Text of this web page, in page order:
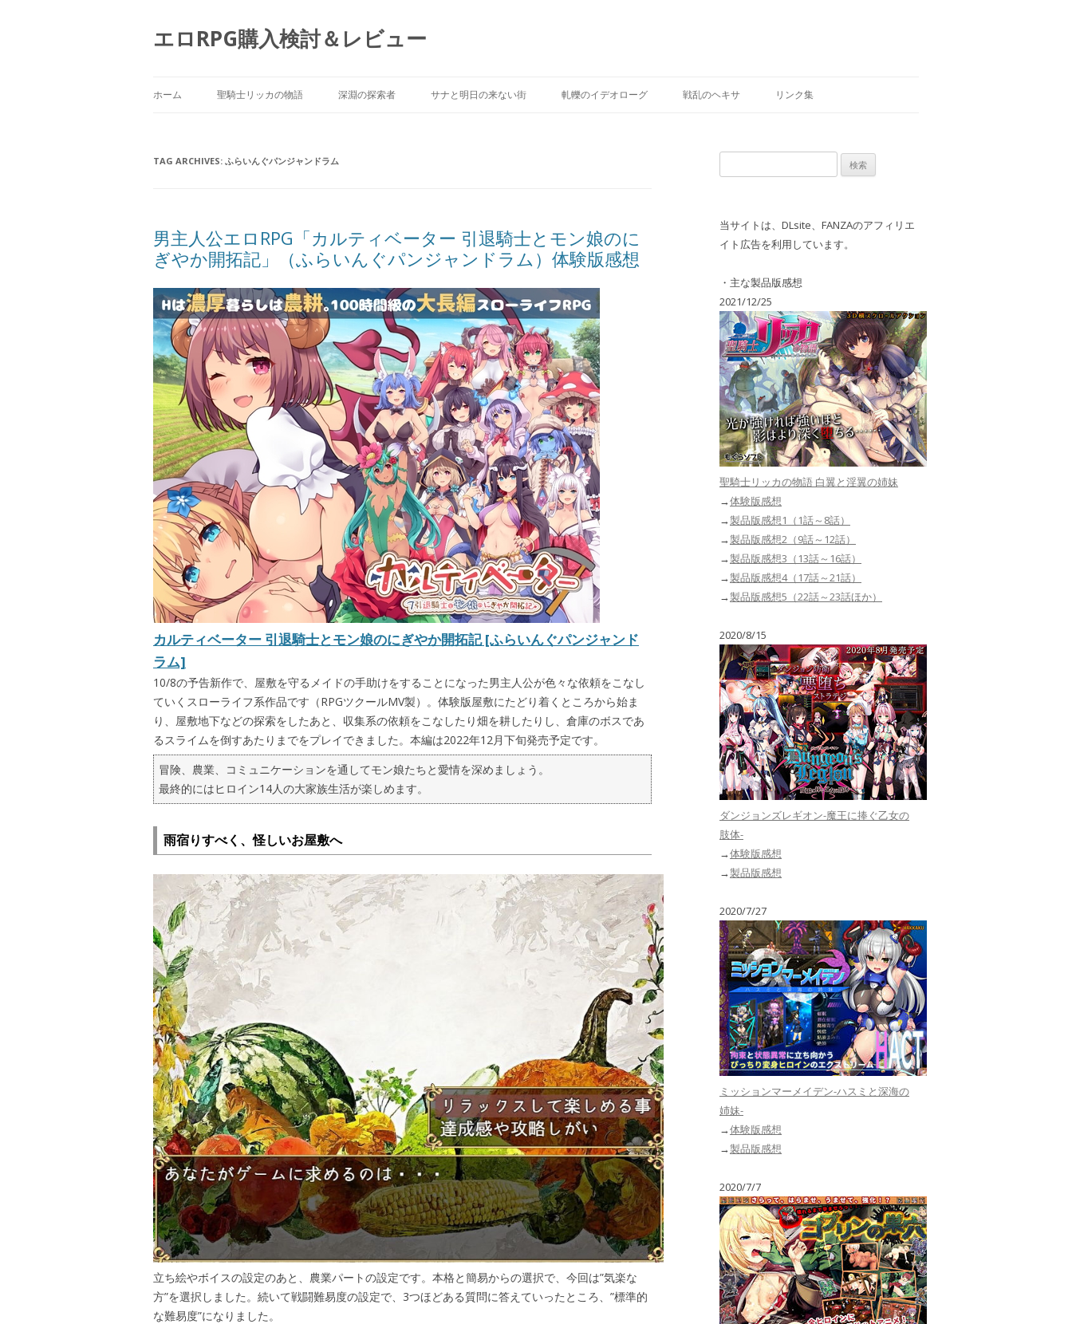
エロRPG購入検討＆レビュー
ホーム 聖騎士リッカの物語 深淵の探索者 サナと明日の来ない街 軋轢のイデオローグ 戦乱のヘキサ リンク集
TAG ARCHIVES: ふらいんぐパンジャンドラム
男主人公エロRPG「カルティベーター 引退騎士とモン娘のに
ぎやか開拓記」（ふらいんぐパンジャンドラム）体験版感想
カルティベーター 引退騎士とモン娘のにぎやか開拓記 [ふらいんぐパンジャンド
ラム]
10/8の予告新作で、屋敷を守るメイドの手助けをすることになった男主人公が色々な依頼をこなし
ていくスローライフ系作品です（RPGツクールMV製）。体験版屋敷にたどり着くところから始ま
り、屋敷地下などの探索をしたあと、収集系の依頼をこなしたり畑を耕したりし、倉庫のボスであ
るスライムを倒すあたりまでをプレイできました。本編は2022年12月下旬発売予定です。
冒険、農業、コミュニケーションを通してモン娘たちと愛情を深めましょう。
最終的にはヒロイン14人の大家族生活が楽しめます。
雨宿りすべく、怪しいお屋敷へ
立ち絵やボイスの設定のあと、農業パートの設定です。本格と簡易からの選択で、今回は”気楽な
方”を選択しました。続いて戦闘難易度の設定で、3つほどある質問に答えていったところ、”標準的
な難易度”になりました。
索:
当サイトは、DLsite、FANZAのアフィリエ
イト広告を利用しています。
・主な製品版感想
2021/12/25
聖騎士リッカの物語 白翼と淫翼の姉妹
→体験版感想
→製品版感想1（1話～8話）
→製品版感想2（9話～12話）
→製品版感想3（13話～16話）
→製品版感想4（17話～21話）
→製品版感想5（22話～23話ほか）
2020/8/15
ダンジョンズレギオン-魔王に捧ぐ乙女の
肢体-
→体験版感想
→製品版感想
2020/7/27
ミッションマーメイデン-ハスミと深海の
姉妹-
→体験版感想
→製品版感想
2020/7/7